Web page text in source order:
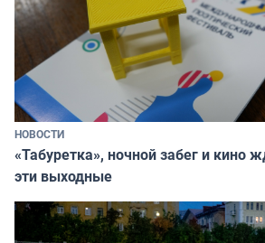
НОВОСТИ
«Табуретка», ночной забег и кино
эти выходные